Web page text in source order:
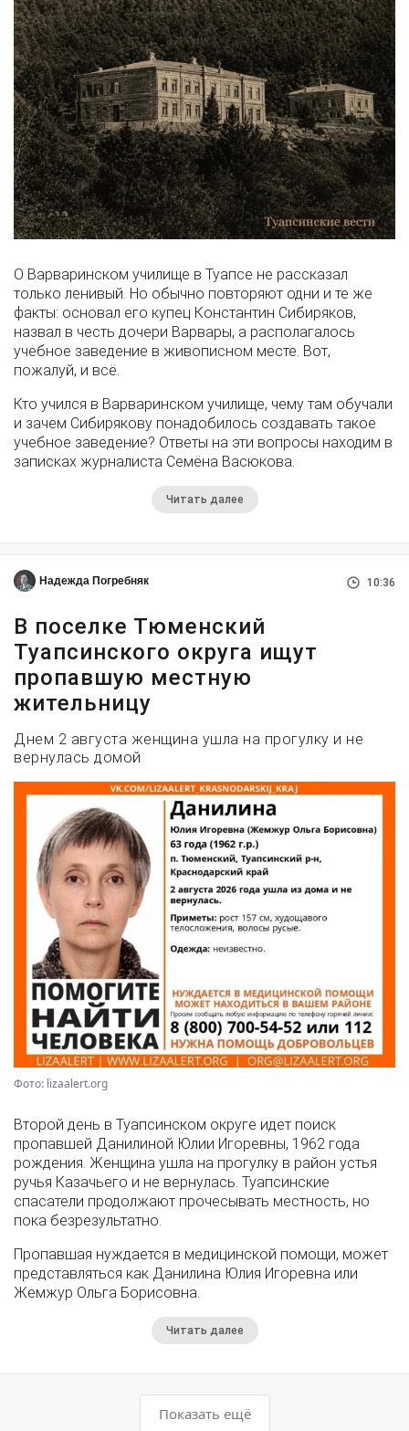
О Варваринском училище в Туапсе не рассказал
только ленивый. Но обычно повторяют одни и те же
факты: основал его купец Константин Сибиряков,
назвал в честь дочери Варвары, а располагалось
учебное заведение в живописном месте. Вот,
пожалуй, и всё.
Кто учился в Варваринском училище, чему там обучали
и зачем Сибирякову понадобилось создавать такое
учебное заведение? Ответы на эти вопросы находим в
записках журналиста Семёна Васюкова.
Читать далее
Надежда Погребняк 10:36
В поселке Тюменский
Туапсинского округа ищут
пропавшую местную
жительницу
Днем 2 августа женщина ушла на прогулку и не
вернулась домой
Фото: lizaalert.org
Второй день в Туапсинском округе идет поиск
пропавшей Данилиной Юлии Игоревны, 1962 года
рождения. Женщина ушла на прогулку в район устья
ручья Казачьего и не вернулась. Туапсинские
спасатели продолжают прочесывать местность, но
пока безрезультатно.
Пропавшая нуждается в медицинской помощи, может
представляться как Данилина Юлия Игоревна или
Жемжур Ольга Борисовна.
Читать далее
Показать ещё